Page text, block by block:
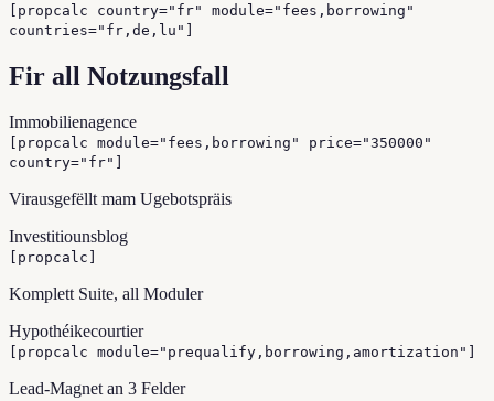
[propcalc country="fr" module="fees,borrowing"
countries="fr,de,lu"]
Fir all Notzungsfall
Immobilienagence
[propcalc module="fees,borrowing" price="350000"
country="fr"]
Virausgefëllt mam Ugebotspräis
Investitiounsblog
[propcalc]
Komplett Suite, all Moduler
Hypothéikecourtier
[propcalc module="prequalify,borrowing,amortization"]
Lead-Magnet an 3 Felder